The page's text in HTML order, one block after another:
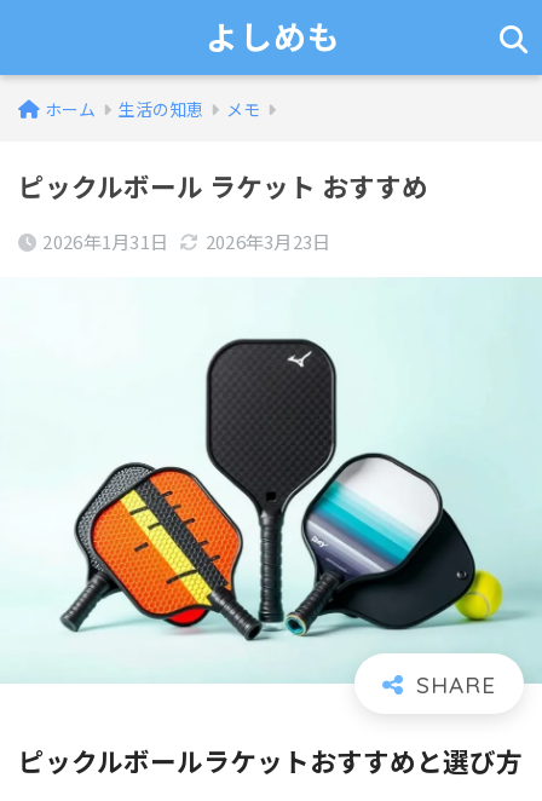
よしめも
ホーム 生活の知恵 メモ
ピックルボール ラケット おすすめ
2026年1月31日 2026年3月23日
ピックルボールラケットおすすめと選び方